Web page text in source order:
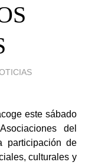
este sábado
del
participación de
culturales y